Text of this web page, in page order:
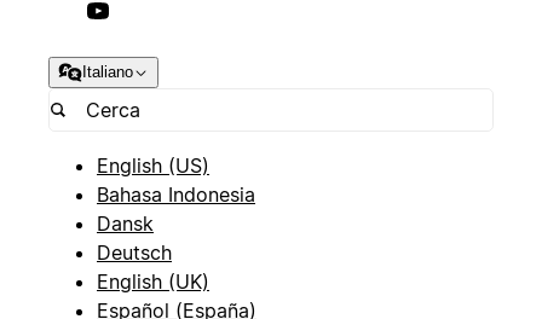
Italiano
English (US)
Bahasa Indonesia
Dansk
Deutsch
English (UK)
Español (España)